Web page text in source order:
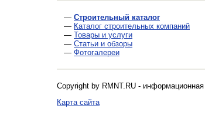
— Строительный каталог
— Каталог строительных компаний
— Товары и услуги
— Статьи и обзоры
— Фотогалереи
Copyright by RMNT.RU -
Карта сайта